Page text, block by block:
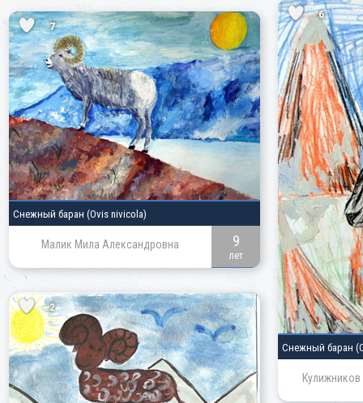
6
Снежный баран
7
Снежный баран (Ovis nivicola)
Малик Мила Александровна 9
лет
2